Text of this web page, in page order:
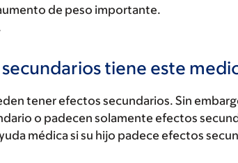
de peso importante.
tiene este
tener efectos secundarios. Sin
o padecen solamente efectos
médica si su hijo padece efectos